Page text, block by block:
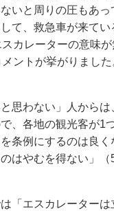
いと周りの圧もあ
て、救急車が来て
カレーターの意味
ントが挙がりました
思わない」人から
、各地の観光客が1
条例にするのは良
はやむを得ない」
「エスカレーター